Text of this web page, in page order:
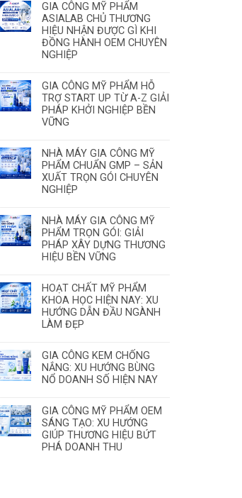
GIA CÔNG MỸ PHẨM
ASIALAB CHỦ THƯƠNG
HIỆU NHẬN ĐƯỢC GÌ KHI
ĐỒNG HÀNH OEM CHUYÊN
NGHIỆP
GIA CÔNG MỸ PHẨM HỖ
TRỢ START UP TỪ A-Z GIẢI
PHÁP KHỞI NGHIỆP BỀN
VỮNG
NHÀ MÁY GIA CÔNG MỸ
PHẨM CHUẨN GMP – SẢN
XUẤT TRỌN GÓI CHUYÊN
NGHIỆP
NHÀ MÁY GIA CÔNG MỸ
PHẨM TRỌN GÓI: GIẢI
PHÁP XÂY DỰNG THƯƠNG
HIỆU BỀN VỮNG
HOẠT CHẤT MỸ PHẨM
KHOA HỌC HIỆN NAY: XU
HƯỚNG DẪN ĐẦU NGÀNH
LÀM ĐẸP
GIA CÔNG KEM CHỐNG
NẮNG: XU HƯỚNG BÙNG
NỔ DOANH SỐ HIỆN NAY
GIA CÔNG MỸ PHẨM OEM
SÁNG TẠO: XU HƯỚNG
GIÚP THƯƠNG HIỆU BỨT
PHÁ DOANH THU